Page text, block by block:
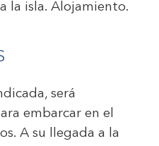
la isla. Alojamiento.
será
embarcar en el
A su llegada a la